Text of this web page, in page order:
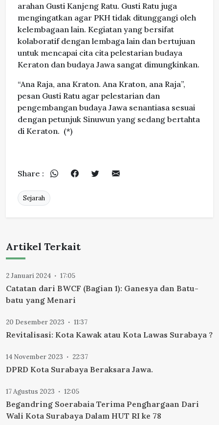
arahan Gusti Kanjeng Ratu. Gusti Ratu juga
mengingatkan agar PKH tidak ditunggangi oleh
kelembagaan lain. Kegiatan yang bersifat
kolaboratif dengan lembaga lain dan bertujuan
untuk mencapai cita cita pelestarian budaya
Keraton dan budaya Jawa sangat dimungkinkan.
“Ana Raja, ana Kraton. Ana Kraton, ana Raja”,
pesan Gusti Ratu agar pelestarian dan
pengembangan budaya Jawa senantiasa sesuai
dengan petunjuk Sinuwun yang sedang bertahta
di Keraton. (*)
Share :
Sejarah
Artikel Terkait
2 Januari 2024 17:05
Catatan dari BWCF (Bagian 1): Ganesya dan Batu-
batu yang Menari
20 Desember 2023 11:37
Revitalisasi: Kota Kawak atau Kota Lawas Surabaya ?
14 November 2023 22:37
DPRD Kota Surabaya Beraksara Jawa.
17 Agustus 2023 12:05
Begandring Soerabaia Terima Penghargaan Dari
Wali Kota Surabaya Dalam HUT RI ke 78